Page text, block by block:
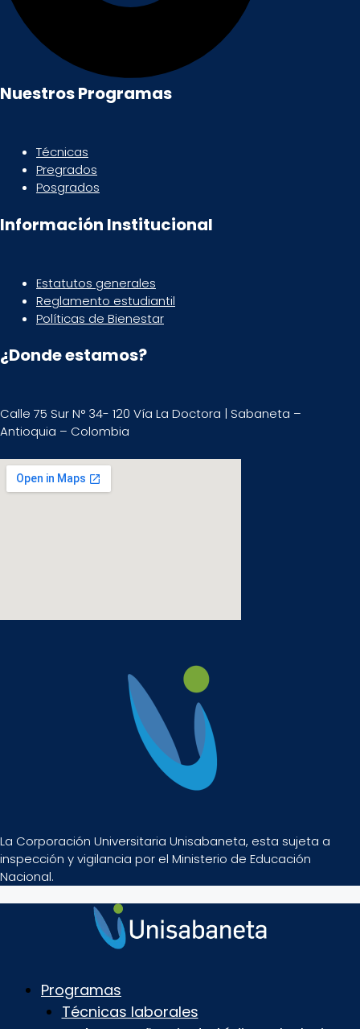
Nuestros Programas
Técnicas
Pregrados
Posgrados
Información Institucional
Estatutos generales
Reglamento estudiantil
Políticas de Bienestar
¿Donde estamos?
Calle 75 Sur N° 34- 120 Vía La Doctora | Sabaneta –
Antioquia – Colombia
La Corporación Universitaria Unisabaneta, esta sujeta a
inspección y vigilancia por el Ministerio de Educación
Nacional.
Programas
Técnicas laborales